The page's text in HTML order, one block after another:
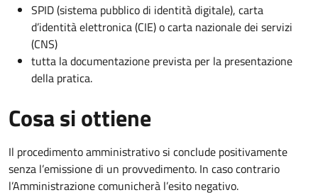
SPID (sistema pubblico di identità digitale), carta
d’identità elettronica (CIE) o carta nazionale dei servizi
(CNS)
tutta la documentazione prevista per la presentazione
della pratica.
Cosa si ottiene
Il procedimento amministrativo si conclude positivamente
senza l’emissione di un provvedimento. In caso contrario
l’Amministrazione comunicherà l’esito negativo.